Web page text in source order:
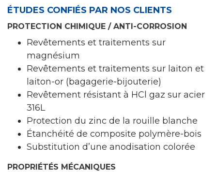
ÉTUDES CONFIÉS PAR NOS CLIENTS
PROTECTION CHIMIQUE / ANTI-CORROSION
Revêtements et traitements sur
magnésium
Revêtements et traitements sur laiton et
laiton-or (bagagerie-bijouterie)
Revêtement résistant à HCl gaz sur acier
316L
Protection du zinc de la rouille blanche
Étanchéité de composite polymère-bois
Substitution d’une anodisation colorée
PROPRIÉTÉS MÉCANIQUES